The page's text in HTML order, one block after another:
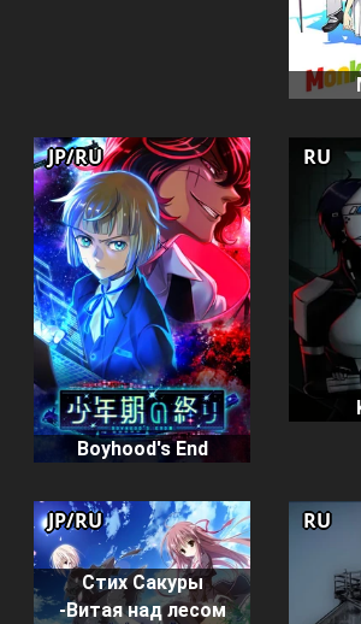
Boyhood's End
JP/RU RU
Стих Сакуры
-Витая над лесом
JP/RU RU